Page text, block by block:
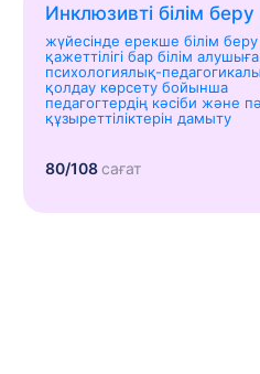
Инклюзивті білім беру
жүйесінде ерекше білім беру
қажеттілігі бар білім алушыға
психологиялық-
қолдау көрсету бойынша
педагогтердің кәсіби және
құзыреттіліктерін дамыту
80/108сағат